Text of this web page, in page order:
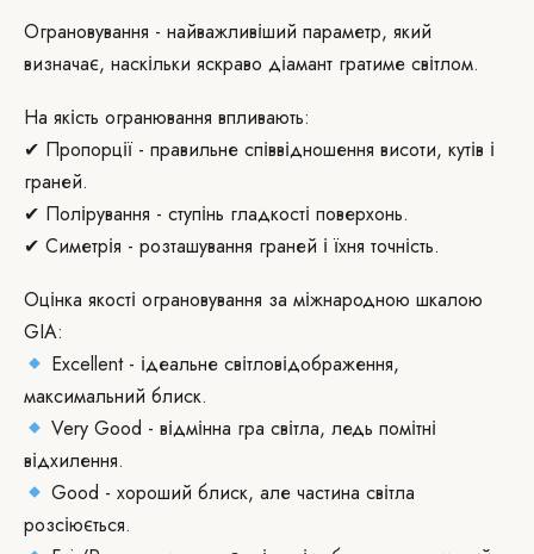
Ограновування - найважливіший параметр, який
визначає, наскільки яскраво діамант гратиме світлом.
На якість огранювання впливають:
✔ Пропорції - правильне співвідношення висоти, кутів і
граней.
✔ Полірування - ступінь гладкості поверхонь.
✔ Симетрія - розташування граней і їхня точність.
Оцінка якості ограновування за міжнародною шкалою
GIA:
Excellent - ідеальне світловідображення,
максимальний блиск.
Very Good - відмінна гра світла, ледь помітні
відхилення.
Good - хороший блиск, але частина світла
розсіюється.